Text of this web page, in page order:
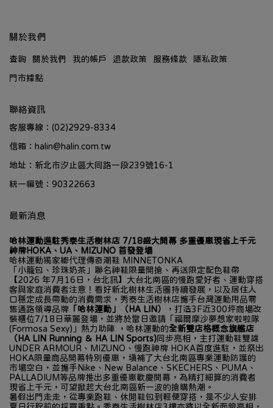
關於我們
查詢 關於我們 我的帳戶 退款政策 服務條款
隱私政策
門市據點
聯絡資訊
客服專線：(02)2929-8334
信箱：halin@halin.com.tw
地址：新北市汐止區大同路一段239號16-1
統一編號：90322663
最新消息
哈林運動進駐秀泰生活樹林店 7/18盛大開幕 多重優惠現省上千元
神牌HOKA、UA、MIZUNO 首發登場
哈林運動獨家總代理傳奇潮鞋 MINNETONKA
「小籠包、珍珠奶茶」聯名神鞋限量開搶、再送限定配色鞋帶
【2026 年7月16日，台北訊】大台北南區的慢跑愛好者、運動穿搭
客與家庭消費者注意！看好新北樹林生活圈持續發展，以及居住人
口穩定成長帶動的消費需求，秀泰生活樹林店攜手台灣運動用品零
售通路領導品牌 「哈林運動」（HA LIN）
，打造3F近300坪商場改
裝櫃位7/18日華麗登場，並將於當日邀請「福爾摩沙夢想家啦啦隊
(Formosa Sexy)」熱力助陣 ，哈林運動的全新雙店格概念旗艦店
（HA LIN Running ＆ HA LIN Sports)同步亮相，主打運動鞋雙雄
UNDER ARMOUR、MIZUNO、慢跑神牌 HOKA首度進駐，並祭出
HOKA限量商品開幕特別優惠，填補了大台北南區專業運動防護的
市場空白，並攜手Nike、New Balance、SKECHERS、PUMA、
PALLADIUM等品牌推出多重優惠歡慶開幕，為精打細算的消費者
現省上千元，可望掀起大台北南區新一波的搶購熱潮。
暑假出門走走，從專業跑鞋、休閒鞋包到輕便穿搭，是不少人安排